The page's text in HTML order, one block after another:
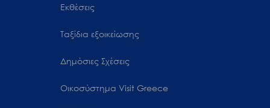
Εκθέσεις
Ταξίδια εξοικείωσης
Δημόσιες Σχέσεις
Oικοσύστημα Visit Greece